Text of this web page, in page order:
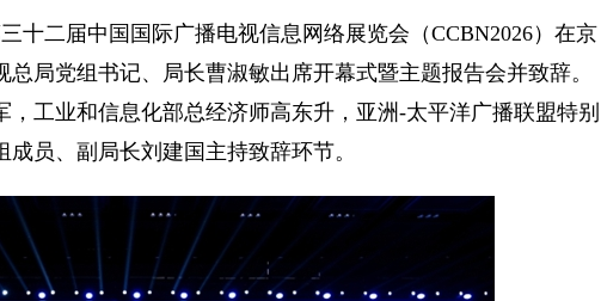
十二届中国国际广播电视信息网络展览会（CCBN2026）在京
局党组书记、局长曹淑敏出席开幕式暨主题报告会并致辞。
工业和信息化部总经济师高东升，亚洲-太平洋广播联盟特别
员、副局长刘建国主持致辞环节。